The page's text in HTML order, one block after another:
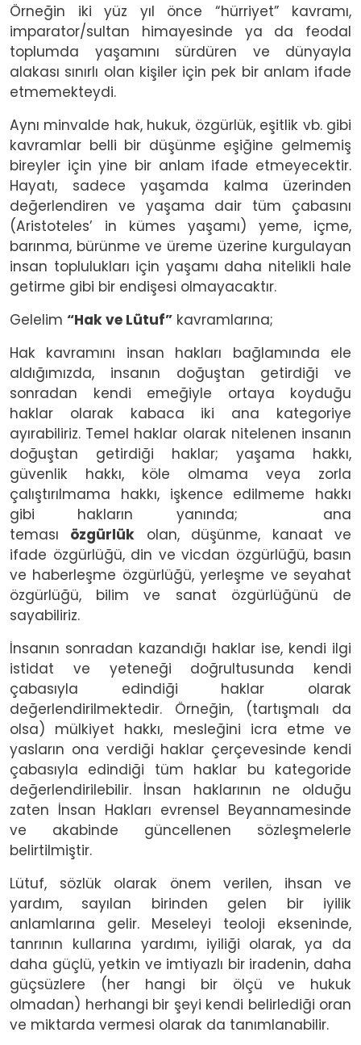
Örneğin iki yüz yıl önce “hürriyet” kavramı,
imparator/sultan himayesinde ya da feodal
toplumda yaşamını sürdüren ve dünyayla
alakası sınırlı olan kişiler için pek bir anlam ifade
etmemekteydi.
Aynı minvalde hak, hukuk, özgürlük, eşitlik vb. gibi
kavramlar belli bir düşünme eşiğine gelmemiş
bireyler için yine bir anlam ifade etmeyecektir.
Hayatı, sadece yaşamda kalma üzerinden
değerlendiren ve yaşama dair tüm çabasını
(Aristoteles’ in kümes yaşamı) yeme, içme,
barınma, bürünme ve üreme üzerine kurgulayan
insan toplulukları için yaşamı daha nitelikli hale
getirme gibi bir endişesi olmayacaktır.
Gelelim “Hak ve Lütuf” kavramlarına;
Hak kavramını insan hakları bağlamında ele
aldığımızda, insanın doğuştan getirdiği ve
sonradan kendi emeğiyle ortaya koyduğu
haklar olarak kabaca iki ana kategoriye
ayırabiliriz. Temel haklar olarak nitelenen insanın
doğuştan getirdiği haklar; yaşama hakkı,
güvenlik hakkı, köle olmama veya zorla
çalıştırılmama hakkı, işkence edilmeme hakkı
gibi hakların yanında; ana
teması özgürlük olan, düşünme, kanaat ve
ifade özgürlüğü, din ve vicdan özgürlüğü, basın
ve haberleşme özgürlüğü, yerleşme ve seyahat
özgürlüğü, bilim ve sanat özgürlüğünü de
sayabiliriz.
İnsanın sonradan kazandığı haklar ise, kendi ilgi
istidat ve yeteneği doğrultusunda kendi
çabasıyla edindiği haklar olarak
değerlendirilmektedir. Örneğin, (tartışmalı da
olsa) mülkiyet hakkı, mesleğini icra etme ve
yasların ona verdiği haklar çerçevesinde kendi
çabasıyla edindiği tüm haklar bu kategoride
değerlendirilebilir. İnsan haklarının ne olduğu
zaten İnsan Hakları evrensel Beyannamesinde
ve akabinde güncellenen sözleşmelerle
belirtilmiştir.
Lütuf, sözlük olarak önem verilen, ihsan ve
yardım, sayılan birinden gelen bir iyilik
anlamlarına gelir. Meseleyi teoloji ekseninde,
tanrının kullarına yardımı, iyiliği olarak, ya da
daha güçlü, yetkin ve imtiyazlı bir iradenin, daha
güçsüzlere (her hangi bir ölçü ve hukuk
olmadan) herhangi bir şeyi kendi belirlediği oran
ve miktarda vermesi olarak da tanımlanabilir.